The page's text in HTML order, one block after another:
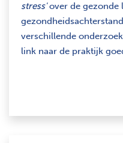
stress' over de gezonde
verschillende
link naar de praktijk